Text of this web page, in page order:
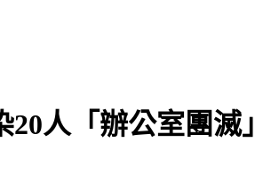
人「辦公室團滅」